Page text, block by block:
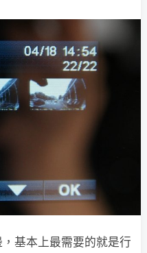
基本上最需要的就是行